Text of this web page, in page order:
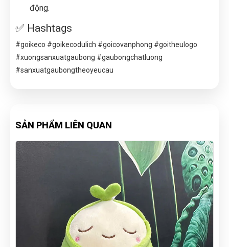
động.
✅ Hashtags
#goikeco #goikecodulich #goicovanphong #goitheulogo
#xuongsanxuatgaubong #gaubongchatluong
#sanxuatgaubongtheoyeucau
SẢN PHẨM LIÊN QUAN